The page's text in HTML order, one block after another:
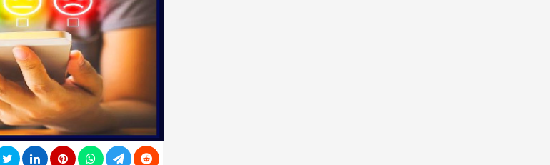
Telefonundan mide bulandıran yazışmalar ve görseller çıktı!
fiyatları gaza bastı!
yer alacak? Bazı suçlar ve Öcalan kapsam dışında…
görüntüleri ortaya çıktı! ‘Oraya koy ben oradan alırım…'